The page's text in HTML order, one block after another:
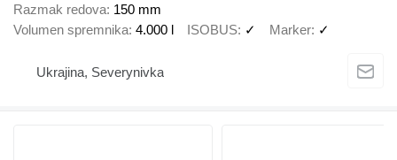
Razmak redova 150 mm
Volumen spremnika 4.000 l ISOBUS ✓ Marker ✓
Ukrajina, Severynivka